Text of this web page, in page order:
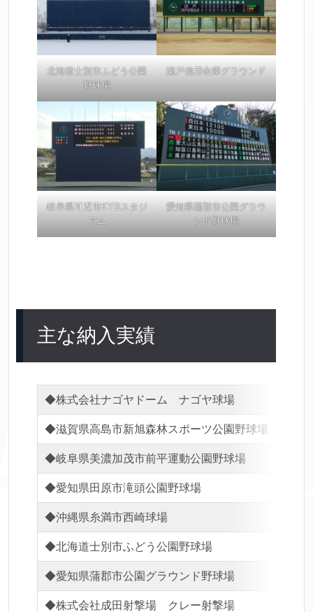
北海道士別市ふどう公園
野球場
瀬戸信用金庫グラウンド
岐阜県可児市KYBスタジ
アム
愛知県蒲郡市公園グラウ
ンド野球場
主な納入実績
◆株式会社ナゴヤドーム ナゴヤ球場
◆滋賀県高島市新旭森林スポーツ公園野球場
◆岐阜県美濃加茂市前平運動公園野球場
◆愛知県田原市滝頭公園野球場
◆沖縄県糸満市西崎球場
◆北海道士別市ふどう公園野球場
◆愛知県蒲郡市公園グラウンド野球場
◆株式会社成田射撃場 クレー射撃場